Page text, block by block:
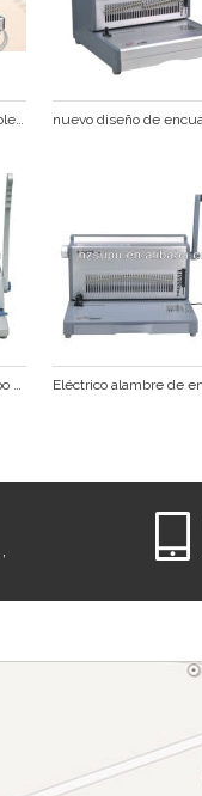
la oficina de enlace de cable de la máquina para artículos de papelería de oficina cw430
manual de alambre equipo de enlace